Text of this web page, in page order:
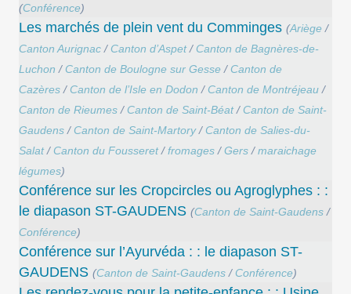
(Conférence)
Les marchés de plein vent du Comminges (Ariège /
Canton Aurignac / Canton d’Aspet/ Canton de Bagnères-de-
Luchon / Canton de Boulogne sur Gesse / Canton de
Cazères / Canton de l’Isle en Dodon / Canton de Montréjeau /
Canton de Rieumes / Canton de Saint-Béat/ Canton de Saint-
Gaudens / Canton de Saint-Martory/ Canton de Salies-du-
Salat/ Canton du Fousseret/fromages /Gers /maraichage
légumes)
Conférence sur les Cropcircles ou Agroglyphes : :
le diapason ST-GAUDENS (Canton de Saint-Gaudens /
Conférence)
Conférence sur l’Ayurvéda : : le diapason ST-
GAUDENS (Canton de Saint-Gaudens / Conférence)